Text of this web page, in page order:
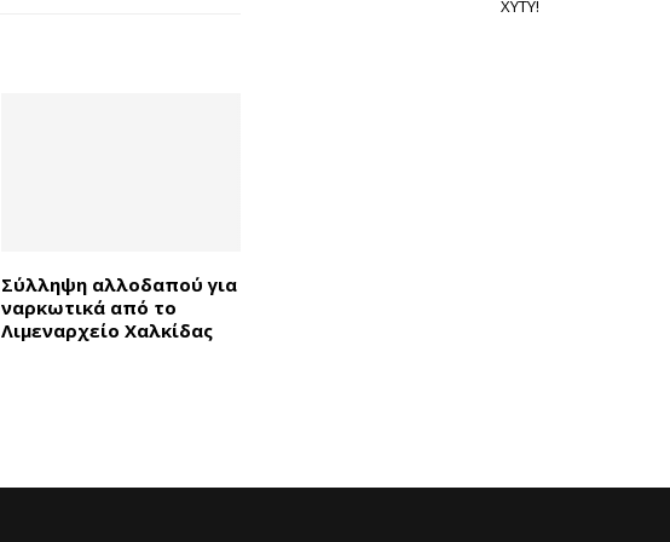
Σύλληψη αλλοδαπού για
ναρκωτικά από το
Λιμεναρχείο Χαλκίδας
ΧΥΤΥ!